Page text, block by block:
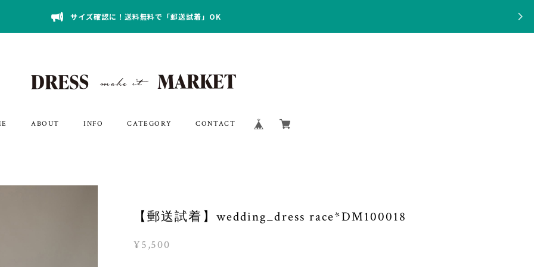
サイズ確認に！送料無料で「郵送試着」OK
ABOUT INFO CATEGORY CONTACT
【郵送試着】wedding_dress race*DM100018
¥5,500